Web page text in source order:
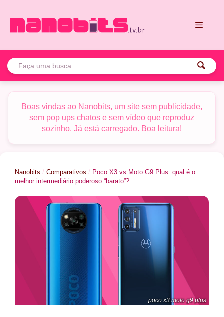
para
Boas vindas ao Nanobits, um site sem publicidade,
sem pop ups chatos e sem vídeo que reproduz
sozinho. Já está carregado. Boa leitura!
Nanobits / Comparativos / Poco X3 vs Moto G9 Plus: qual é o
melhor intermediário poderoso “barato”?
poco x3 moto g9 plus